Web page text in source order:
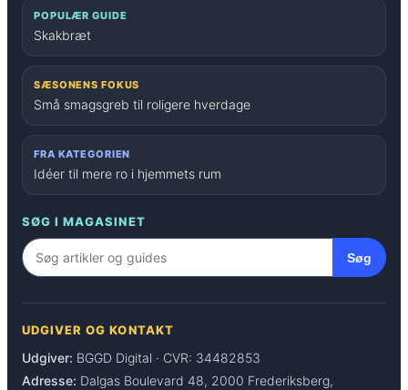
POPULÆR GUIDE
Skakbræt
SÆSONENS FOKUS
Små smagsgreb til roligere hverdage
FRA KATEGORIEN
Idéer til mere ro i hjemmets rum
SØG I MAGASINET
Søg
UDGIVER OG KONTAKT
Udgiver: BGGD Digital · CVR: 34482853
Adresse: Dalgas Boulevard 48, 2000 Frederiksberg,